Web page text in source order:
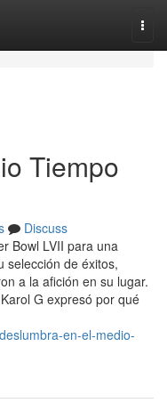
Tiempo
Discuss
Bowl LVII para una
selección de éxitos,
a la afición en su lugar.
G expresó por qué
en-el-medio-